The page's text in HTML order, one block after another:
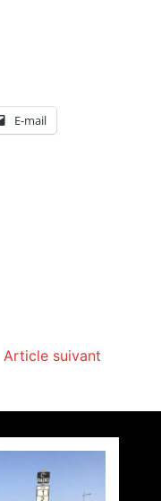
E-mail
Article suivant
!!!